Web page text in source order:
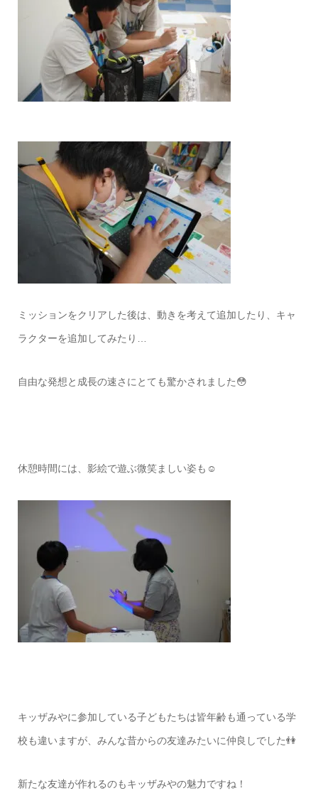
ミッションをクリアした後は、動きを考えて追加したり、キャ
ラクターを追加してみたり…
自由な発想と成長の速さにとても驚かされました😳
休憩時間には、影絵で遊ぶ微笑ましい姿も ☺️
キッザみやに参加している子どもたちは皆年齢も通っている学
校も違いますが、みんな昔からの友達みたいに仲良しでした👫
新たな友達が作れるのもキッザみやの魅力ですね！